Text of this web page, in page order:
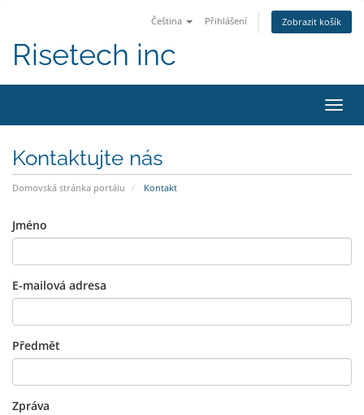
Čeština Přihlášení Zobrazit košík
Risetech inc
Kontaktujte nás
Domovská stránka portálu Kontakt
Jméno
E-mailová adresa
Předmět
Zpráva